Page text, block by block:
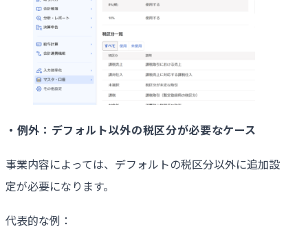
・例外：デフォルト以外の税区分が必要なケース
事業内容によっては、デフォルトの税区分以外に追加設
定が必要になります。
代表的な例：